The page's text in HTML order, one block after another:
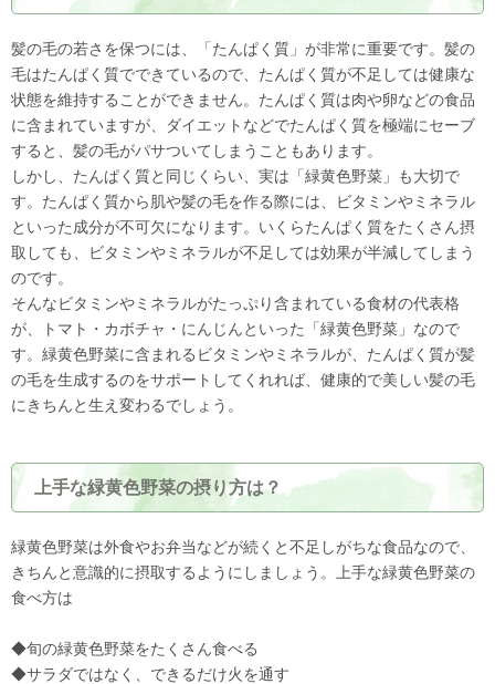
髪の毛の若さを保つには、「たんぱく質」が非常に重要です。髪の
毛はたんぱく質でできているので、たんぱく質が不足しては健康な
状態を維持することができません。たんぱく質は肉や卵などの食品
に含まれていますが、ダイエットなどでたんぱく質を極端にセーブ
すると、髪の毛がパサついてしまうこともあります。
しかし、たんぱく質と同じくらい、実は「緑黄色野菜」も大切で
す。たんぱく質から肌や髪の毛を作る際には、ビタミンやミネラル
といった成分が不可欠になります。いくらたんぱく質をたくさん摂
取しても、ビタミンやミネラルが不足しては効果が半減してしまう
のです。
そんなビタミンやミネラルがたっぷり含まれている食材の代表格
が、トマト・カボチャ・にんじんといった「緑黄色野菜」なので
す。緑黄色野菜に含まれるビタミンやミネラルが、たんぱく質が髪
の毛を生成するのをサポートしてくれれば、健康的で美しい髪の毛
にきちんと生え変わるでしょう。
上手な緑黄色野菜の摂り方は？
緑黄色野菜は外食やお弁当などが続くと不足しがちな食品なので、
きちんと意識的に摂取するようにしましょう。上手な緑黄色野菜の
食べ方は
◆旬の緑黄色野菜をたくさん食べる
◆サラダではなく、できるだけ火を通す